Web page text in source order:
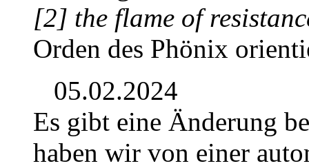
[2] the flame of
Orden des Phönix
05.02.2024
Es gibt eine Änderung
haben wir von einer